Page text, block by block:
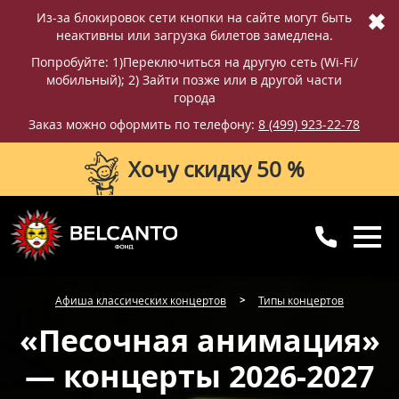
Из-за блокировок сети кнопки на сайте могут быть
неактивны или загрузка билетов замедлена.
Попробуйте: 1)Переключиться на другую сеть (Wi-Fi/
мобильный); 2) Зайти позже или в другой части
города
Заказ можно оформить по телефону: 8 (499) 923-22-78
✖
Хочу скидку 50 %
8 (499) 923-22-78
для регионов
Афиша классических концертов Типы концертов
«Песочная анимация»
— концерты 2026-2027